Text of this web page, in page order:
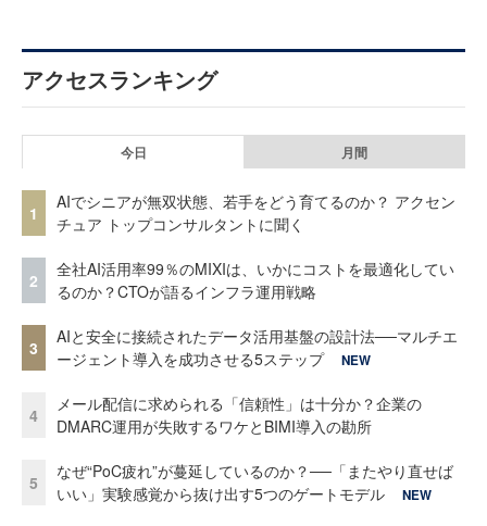
アクセスランキング
今日 月間
1
AIでシニアが無双状態、若手をどう育てるのか？ アクセン
チュア トップコンサルタントに聞く
2
全社AI活用率99％のMIXIは、いかにコストを最適化してい
るのか？CTOが語るインフラ運用戦略
3
AIと安全に接続されたデータ活用基盤の設計法──マルチエ
ージェント導入を成功させる5ステップ
NEW
4
メール配信に求められる「信頼性」は十分か？企業の
DMARC運用が失敗するワケとBIMI導入の勘所
5
なぜ“PoC疲れ”が蔓延しているのか？──「またやり直せば
いい」実験感覚から抜け出す5つのゲートモデル
NEW